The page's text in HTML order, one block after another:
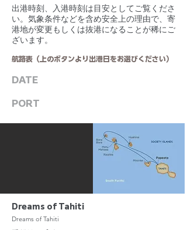
​出港時刻、入港時刻は目安としてご覧くださ
い。気象条件などを含め安全上の理由で、寄
港地が変更もしくは抜港になることが稀にご
ざいます。
航路表（上のボタンより出港日をお選びください）
DATE
PORT
Dreams of Tahiti
Dreams of Tahiti